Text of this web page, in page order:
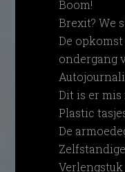
Boom!
Brexit? We
De
ondergang
Dit is er
Plastic
De
Verlengstuk